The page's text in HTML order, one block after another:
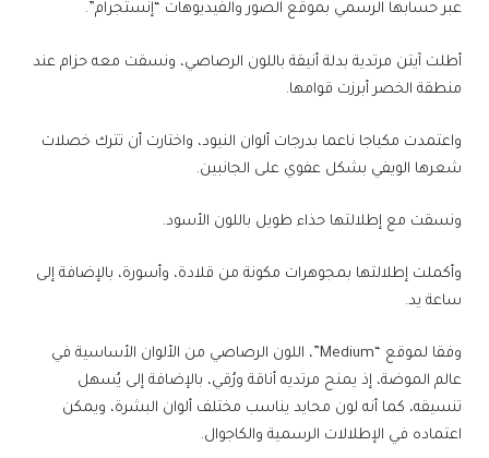
عبر حسابها الرسمي بموقع الصور والفيديوهات “إنستجرام”.
أطلت آيتن مرتدية بدلة أنيقة باللون الرصاصي، ونسقت معه حزام عند
منطقة الخصر أبرزت قوامها.
واعتمدت مكياجا ناعما بدرجات ألوان النيود، واختارت أن تترك خصلات
شعرها الويفي بشكل عفوي على الجانبين.
ونسقت مع إطلالتها حذاء طويل باللون الأسود.
وأكملت إطلالتها بمجوهرات مكونة من قلادة، وأسورة، بالإضافة إلى
ساعة يد.
وفقا لموقع “Medium”، اللون الرصاصي من الألوان الأساسية في
عالم الموضة، إذ يمنح مرتديه أناقة ورُقي، بالإضافة إلى يُسهل
تنسيقه، كما أنه لون محايد يناسب مختلف ألوان البشرة، ويمكن
اعتماده في الإطلالات الرسمية والكاجوال.